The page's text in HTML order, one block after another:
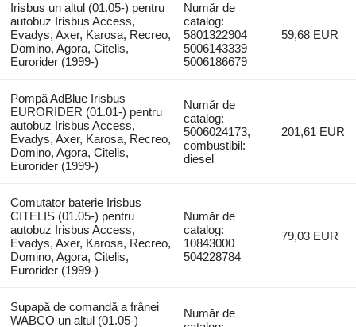
Irisbus un altul (01.05-) pentru
autobuz Irisbus Access,
Evadys, Axer, Karosa, Recreo,
Domino, Agora, Citelis,
Eurorider (1999-)
Număr de
catalog:
5801322904
5006143339
5006186679
59,68 EUR
Pompă AdBlue Irisbus
EURORIDER (01.01-) pentru
autobuz Irisbus Access,
Evadys, Axer, Karosa, Recreo,
Domino, Agora, Citelis,
Eurorider (1999-)
Număr de
catalog:
5006024173,
combustibil:
diesel
201,61 EUR
Comutator baterie Irisbus
CITELIS (01.05-) pentru
autobuz Irisbus Access,
Evadys, Axer, Karosa, Recreo,
Domino, Agora, Citelis,
Eurorider (1999-)
Număr de
catalog:
10843000
504228784
79,03 EUR
Supapă de comandă a frânei
WABCO un altul (01.05-)
Număr de